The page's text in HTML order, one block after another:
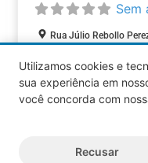
Sem
Rua Júlio Rebollo
COMÉRCIOS
reservados.
Utilizamos cookies e
sua experiência em
você concorda com
Recusar